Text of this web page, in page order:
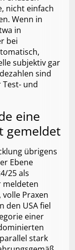
nicht einfach
Wenn in
in
bei
subjektiv gar
sind
und
eine
gemeldet
übrigens
Ebene
25 als
meldeten
Praxen
den USA fiel
einer
stark